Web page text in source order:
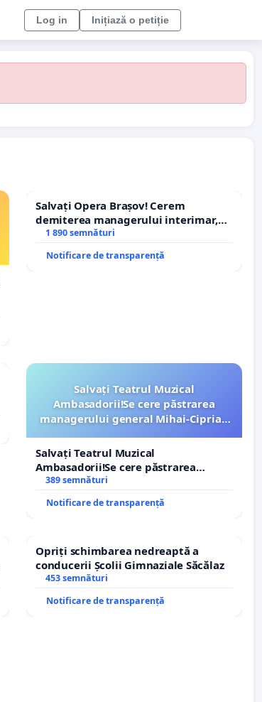
Log in Inițiază o petiție
Salvați Opera Brașov! Cerem
demiterea managerului interimar,
Petrean Lucian-Marius!
1 890 semnături
Notificare de transparență
Salvați Teatrul Muzical
Ambasadorii!Se cere păstrarea
managerului general Mihai-Ciprian
Salvați Teatrul Muzical
Ambasadorii!Se cere păstrarea
managerului general Mihai-Ciprian
ROGOJAN
389 semnături
Notificare de transparență
Opriți schimbarea nedreaptă a
conducerii Școlii Gimnaziale Săcălaz
453 semnături
Notificare de transparență